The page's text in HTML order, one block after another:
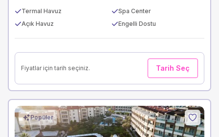
Termal Havuz
Spa Center
Açık Havuz
Engelli Dostu
Fiyatlar için tarih seçiniz. Tarih Seç
Popüler